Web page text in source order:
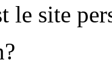
le site